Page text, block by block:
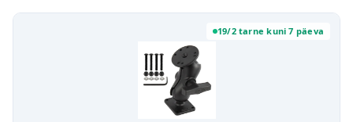
19/2 tarne kuni 7 päeva